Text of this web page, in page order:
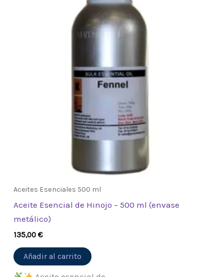
Aceites Esenciales 500 ml
Aceite Esencial de Hinojo – 500 ml (envase
metálico)
135,00€
Añadir al carrito